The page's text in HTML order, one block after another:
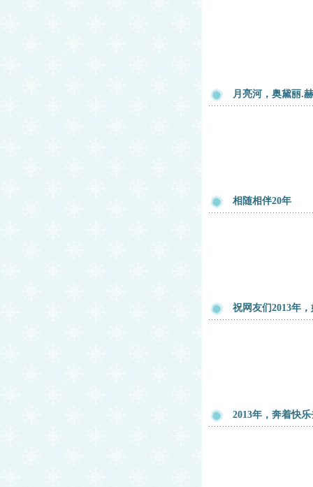
月亮河，奥黛丽.
相随相伴20年
祝网友们2013年
2013年，奔着快